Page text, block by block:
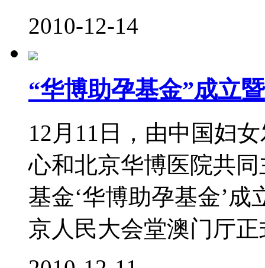
2010-12-14
“华博助孕基金”成立
12月11日，由中国妇
心和北京华博医院共
基金‘华博助孕基金’
京人民大会堂澳门厅